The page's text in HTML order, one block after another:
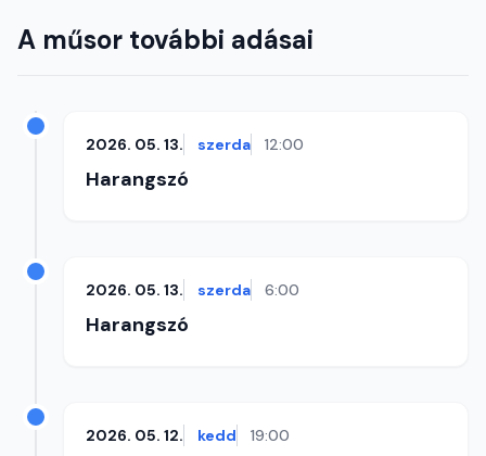
A műsor további adásai
2026. 05. 13. szerda 12:00
Harangszó
2026. 05. 13. szerda 6:00
Harangszó
2026. 05. 12. kedd 19:00